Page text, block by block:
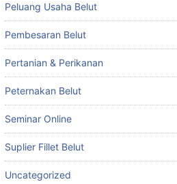
Peluang Usaha Belut
Pembesaran Belut
Pertanian & Perikanan
Peternakan Belut
Seminar Online
Suplier Fillet Belut
Uncategorized